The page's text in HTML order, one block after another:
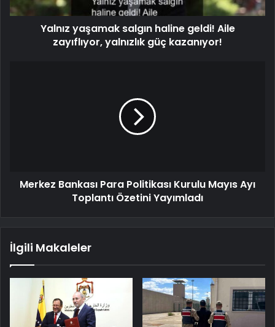
Yalnız yaşamak salgın haline geldi! Aile
zayıflıyor, yalnızlık güç kazanıyor!
Merkez Bankası Para Politikası Kurulu Mayıs Ayı
Toplantı Özetini Yayımladı
İlgili Makaleler